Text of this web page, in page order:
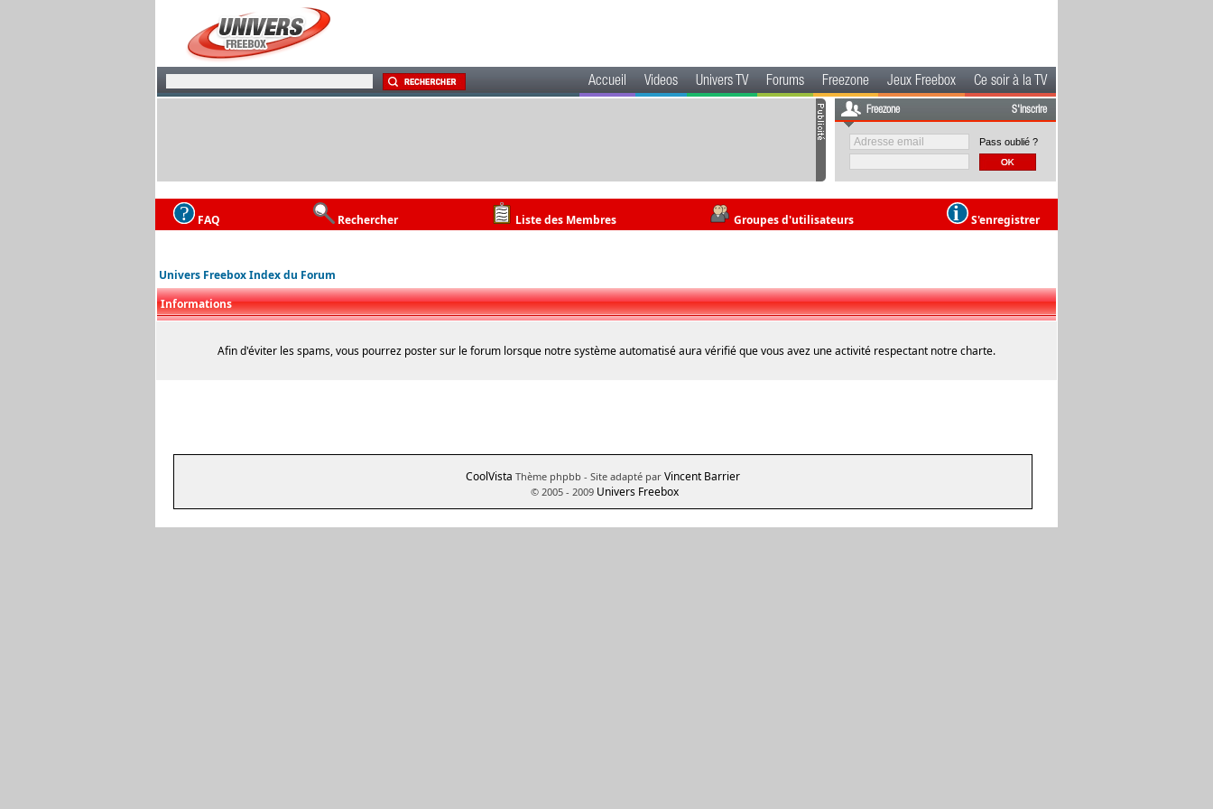
Accueil Videos Univers TV Forums Freezone Jeux Freebox Ce soir à la TV
Freezone S'inscrire
Pass oublié ?
FAQ Rechercher Liste des Membres Groupes d'utilisateurs S'enregistrer
Univers Freebox Index du Forum
Informations
Afin d'éviter les spams, vous pourrez poster sur le forum lorsque notre système automatisé aura vérifié que vous avez une activité respectant notre charte.
CoolVista Thème phpbb - Site adapté par Vincent Barrier
© 2005 - 2009 Univers Freebox